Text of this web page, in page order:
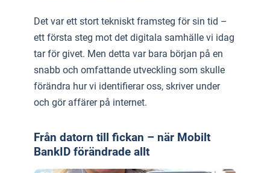
Det var ett stort tekniskt framsteg för sin tid –
ett första steg mot det digitala samhälle vi idag
tar för givet. Men detta var bara början på en
snabb och omfattande utveckling som skulle
förändra hur vi identifierar oss, skriver under
och gör affärer på internet.
Från datorn till fickan – när Mobilt
BankID förändrade allt